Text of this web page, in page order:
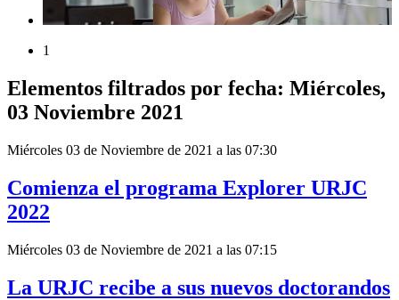
1
Elementos filtrados por fecha: Miércoles,
03 Noviembre 2021
Miércoles 03 de Noviembre de 2021 a las 07:30
Comienza el programa Explorer URJC
2022
Miércoles 03 de Noviembre de 2021 a las 07:15
La URJC recibe a sus nuevos doctorandos